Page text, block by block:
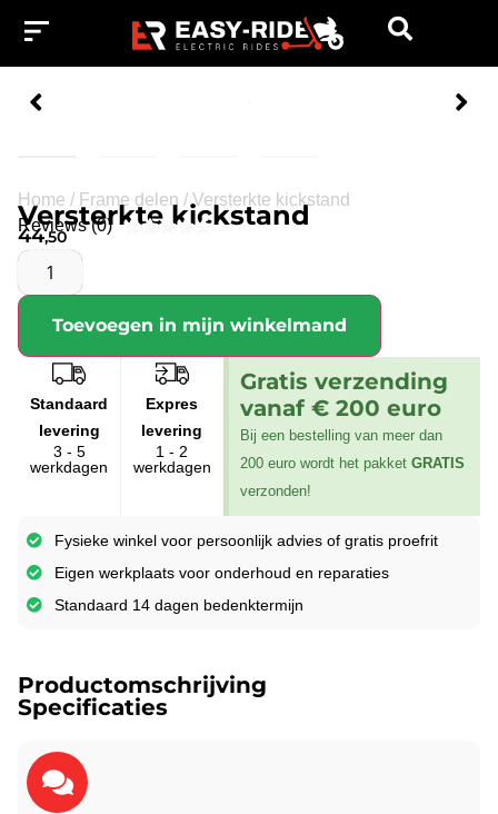
Home / Frame delen /Versterkte kickstand
Versterkte kickstand
Reviews (0) 
44,50
Toevoegen in mijn winkelmand
Standaard
levering
3 - 5
werkdagen
Expres
levering
1 - 2
werkdagen
Gratis verzending
vanaf € 200 euro
Bij een bestelling van meer dan
200 euro wordt het pakket GRATIS
verzonden!
Fysieke winkel voor persoonlijk advies of gratis proefrit
Eigen werkplaats voor onderhoud en reparaties
Standaard 14 dagen bedenktermijn
Productomschrijving
Specificaties